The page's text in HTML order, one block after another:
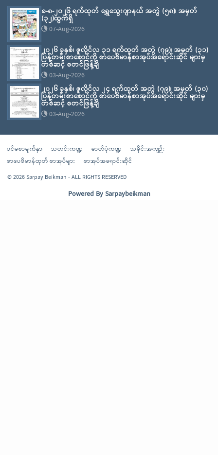
၈-၈-၂၀၂၆ ရက်ထုတ် ရွှေသွေးဂျာနယ် အတွဲ (၅၈)၊ အမှတ်
(၃၂)ထွက်ရှိ
07-Aug-2026
၂၀၂၆ ခုနှစ်၊ ဇူလိုင်လ ၃၁ ရက်ထုတ် အတွဲ (၇၉)၊ အမှတ် (၃၁)
ပြန်တမ်းစာစောင်ကို စာပေဗိမာန်စာအုပ်အရောင်းဆိုင် များမှ
တစ်ဆင့် စတင်ဖြန့်ချိ
03-Aug-2026
၂၀၂၆ ခုနှစ်၊ ဇူလိုင်လ ၂၄ ရက်ထုတ် အတွဲ (၇၉)၊ အမှတ် (၃၀)
ပြန်တမ်းစာစောင်ကို စာပေဗိမာန်စာအုပ်အရောင်းဆိုင် များမှ
တစ်ဆင့် စတင်ဖြန့်ချိ
03-Aug-2026
ပင်မစာမျက်နှာ သတင်းကဏ္ဍ ဓာတ်ပုံကဏ္ဍ
သမိုင်းအကျဉ်း
စာပေဗိမာန်ထုတ် စာအုပ်များ
စာအုပ်အရောင်းဆိုင်
© 2026 Sarpay Beikman - ALL RIGHTS RESERVED
Powered BySarpaybeikman